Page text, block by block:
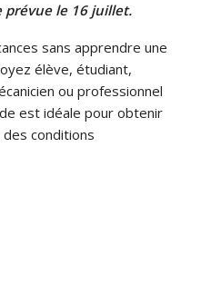
prévue le 16 juillet.
sans apprendre une
élève, étudiant,
ou professionnel
est idéale pour obtenir
conditions